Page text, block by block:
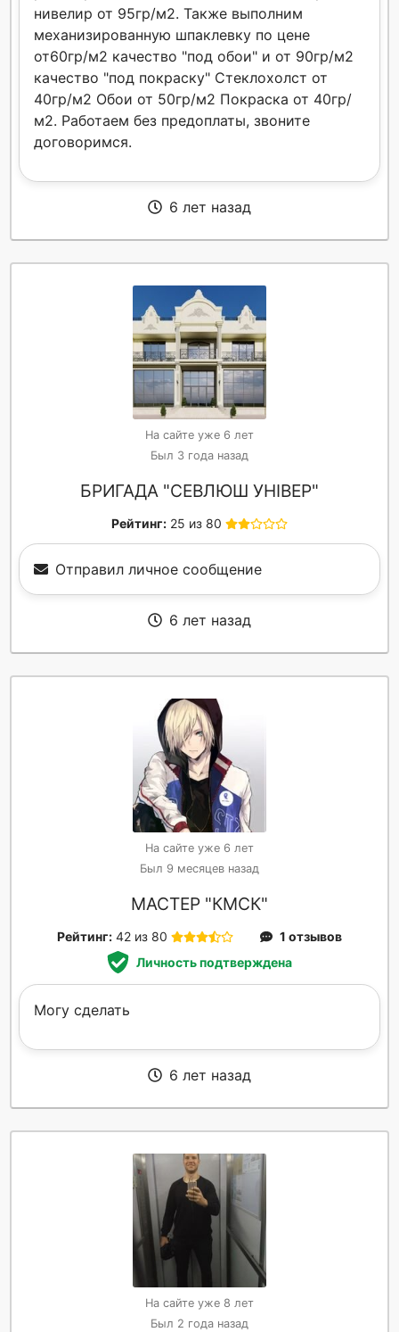
нивелир от 95гр/м2. Также выполним
механизированную шпаклевку по цене
от60гр/м2 качество "под обои" и от 90гр/м2
качество "под покраску" Стеклохолст от
40гр/м2 Обои от 50гр/м2 Покраска от 40гр/
м2. Работаем без предоплаты, звоните
договоримся.
6 лет назад
На сайте уже 6 лет
Был 3 года назад
БРИГАДА "СЕВЛЮШ УНІВЕР"
Рейтинг: 25 из 80
Отправил личное сообщение
6 лет назад
На сайте уже 6 лет
Был 9 месяцев назад
МАСТЕР "КМСК"
Рейтинг: 42 из 80
1 отзывов
Личность подтверждена
Могу сделать
6 лет назад
На сайте уже 8 лет
Был 2 года назад